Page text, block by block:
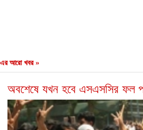
এর আরো খবর »
অবশেষে যখন হবে এসএসসির ফল